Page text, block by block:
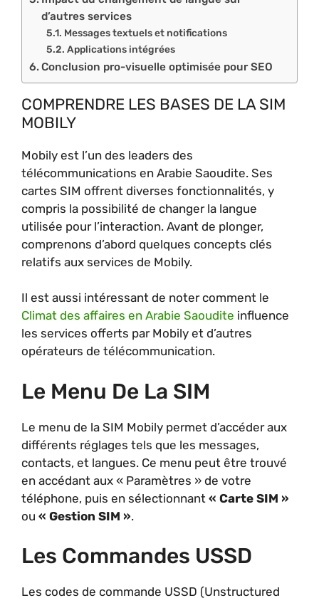
d’autres services
Messages textuels et notifications
Applications intégrées
Conclusion pro-visuelle optimisée pour SEO
COMPRENDRE LES BASES DE LA SIM
MOBILY
Mobily est l’un des leaders des
télécommunications en Arabie Saoudite. Ses
cartes SIM offrent diverses fonctionnalités, y
compris la possibilité de changer la langue
utilisée pour l’interaction. Avant de plonger,
comprenons d’abord quelques concepts clés
relatifs aux services de Mobily.
Il est aussi intéressant de noter comment le
Climat des affaires en Arabie Saoudite influence
les services offerts par Mobily et d’autres
opérateurs de télécommunication.
Le Menu De La SIM
Le menu de la SIM Mobily permet d’accéder aux
différents réglages tels que les messages,
contacts, et langues. Ce menu peut être trouvé
en accédant aux « Paramètres » de votre
téléphone, puis en sélectionnant « Carte SIM »
ou « Gestion SIM ».
Les Commandes USSD
Les codes de commande USSD (Unstructured